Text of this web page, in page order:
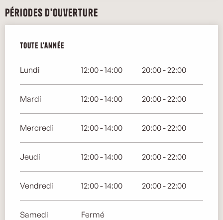
Périodes d'ouverture
Toute l'année
Toute l'année
Lundi 12:00 - 14:00 20:00 - 22:00
Mardi 12:00 - 14:00 20:00 - 22:00
Mercredi 12:00 - 14:00 20:00 - 22:00
Jeudi 12:00 - 14:00 20:00 - 22:00
Vendredi 12:00 - 14:00 20:00 - 22:00
Samedi Fermé